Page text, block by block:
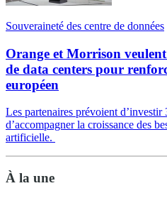
Souveraineté des centre de données
Orange et Morrison
de data centers pour
européen
Les partenaires prévoient d’investir
d’accompagner la croissance des
artificielle.
À la une